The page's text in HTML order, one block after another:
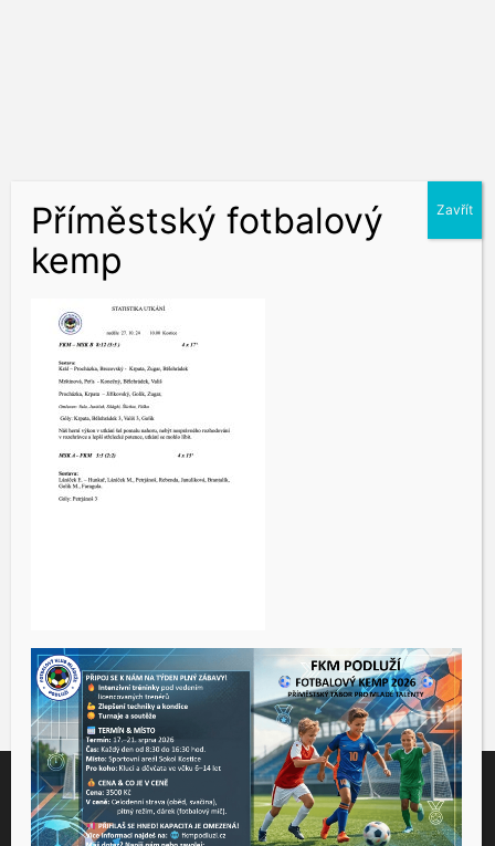
Tento web využívá soubory cookies ke správné funkčnosti a
analýze návštěvnosti. Souhlas k používání těchto dat nám
udělíte kliknutím na tlačítko "Přijmout".
Souhlas můžete odmítnoutzde